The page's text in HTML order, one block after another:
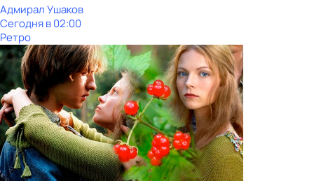
Адмирал Ушаков
Сегодня в 02:00
Ретро